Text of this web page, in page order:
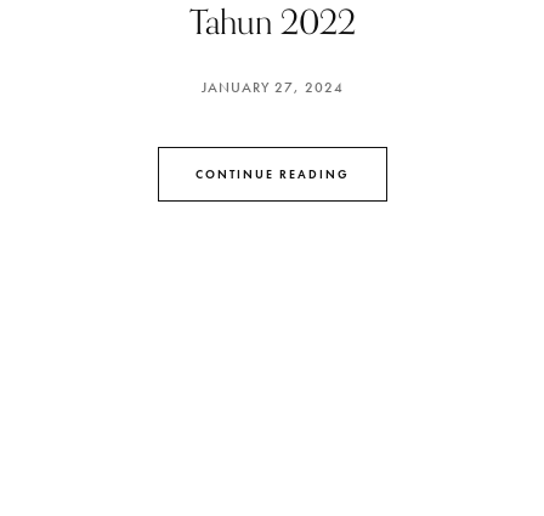
Tahun 2022
JANUARY 27, 2024
CONTINUE READING